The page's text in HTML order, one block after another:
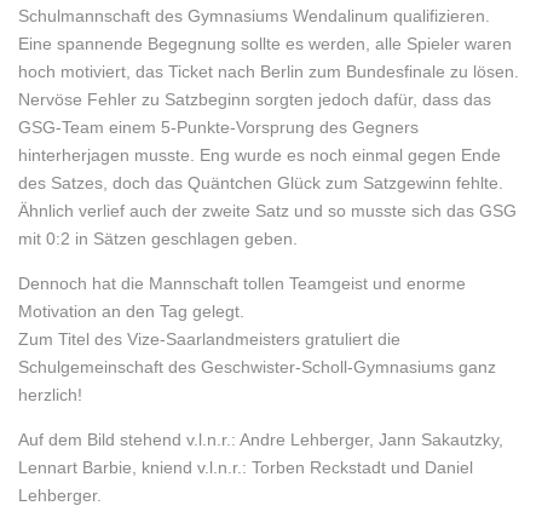
Schulmannschaft des Gymnasiums Wendalinum qualifizieren.
Eine spannende Begegnung sollte es werden, alle Spieler waren
hoch motiviert, das Ticket nach Berlin zum Bundesfinale zu lösen.
Nervöse Fehler zu Satzbeginn sorgten jedoch dafür, dass das
GSG-Team einem 5-Punkte-Vorsprung des Gegners
hinterherjagen musste. Eng wurde es noch einmal gegen Ende
des Satzes, doch das Quäntchen Glück zum Satzgewinn fehlte.
Ähnlich verlief auch der zweite Satz und so musste sich das GSG
mit 0:2 in Sätzen geschlagen geben.
Dennoch hat die Mannschaft tollen Teamgeist und enorme
Motivation an den Tag gelegt.
Zum Titel des Vize-Saarlandmeisters gratuliert die
Schulgemeinschaft des Geschwister-Scholl-Gymnasiums ganz
herzlich!
Auf dem Bild stehend v.l.n.r.: Andre Lehberger, Jann Sakautzky,
Lennart Barbie, kniend v.l.n.r.: Torben Reckstadt und Daniel
Lehberger.